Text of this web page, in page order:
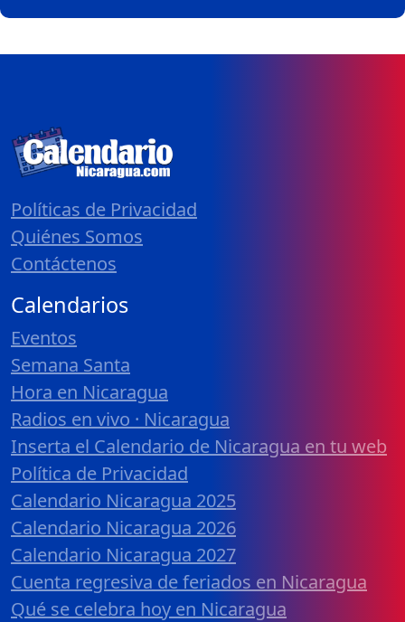
Políticas de Privacidad
Quiénes Somos
Contáctenos
Calendarios
Eventos
Semana Santa
Hora en Nicaragua
Radios en vivo · Nicaragua
Inserta el Calendario de Nicaragua en tu web
Política de Privacidad
Calendario Nicaragua 2025
Calendario Nicaragua 2026
Calendario Nicaragua 2027
Cuenta regresiva de feriados en Nicaragua
Qué se celebra hoy en Nicaragua